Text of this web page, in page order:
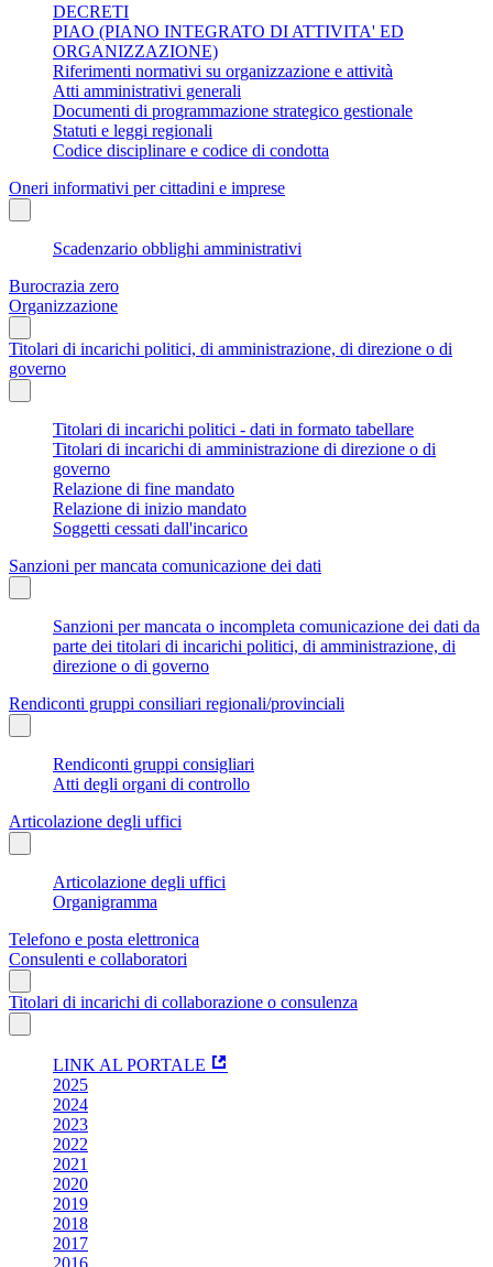
DECRETI
PIAO (PIANO INTEGRATO DI ATTIVITA' ED
ORGANIZZAZIONE)
Riferimenti normativi su organizzazione e attività
Atti amministrativi generali
Documenti di programmazione strategico gestionale
Statuti e leggi regionali
Codice disciplinare e codice di condotta
Oneri informativi per cittadini e imprese
Scadenzario obblighi amministrativi
Burocrazia zero
Organizzazione
Titolari di incarichi politici, di amministrazione, di direzione o di
governo
Titolari di incarichi politici - dati in formato tabellare
Titolari di incarichi di amministrazione di direzione o di
governo
Relazione di fine mandato
Relazione di inizio mandato
Soggetti cessati dall'incarico
Sanzioni per mancata comunicazione dei dati
Sanzioni per mancata o incompleta comunicazione dei dati da
parte dei titolari di incarichi politici, di amministrazione, di
direzione o di governo
Rendiconti gruppi consiliari regionali/provinciali
Rendiconti gruppi consigliari
Atti degli organi di controllo
Articolazione degli uffici
Articolazione degli uffici
Organigramma
Telefono e posta elettronica
Consulenti e collaboratori
Titolari di incarichi di collaborazione o consulenza
LINK AL PORTALE
2025
2024
2023
2022
2021
2020
2019
2018
2017
2016